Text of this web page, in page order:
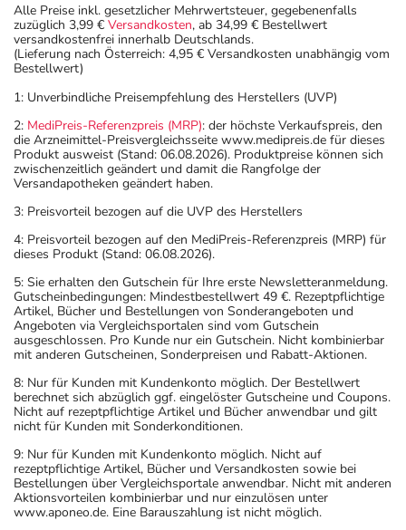
Alle Preise inkl. gesetzlicher Mehrwertsteuer, gegebenenfalls
zuzüglich 3,99 € Versandkosten, ab 34,99 € Bestellwert
versandkostenfrei innerhalb Deutschlands.
(Lieferung nach Österreich: 4,95 € Versandkosten unabhängig vom
Bestellwert)
1: Unverbindliche Preisempfehlung des Herstellers (UVP)
2: MediPreis-Referenzpreis (MRP): der höchste Verkaufspreis, den
die Arzneimittel-Preisvergleichsseite www.medipreis.de für dieses
Produkt ausweist (Stand: 06.08.2026). Produktpreise können sich
zwischenzeitlich geändert und damit die Rangfolge der
Versandapotheken geändert haben.
3: Preisvorteil bezogen auf die UVP des Herstellers
4: Preisvorteil bezogen auf den MediPreis-Referenzpreis (MRP) für
dieses Produkt (Stand: 06.08.2026).
5: Sie erhalten den Gutschein für Ihre erste Newsletteranmeldung.
Gutscheinbedingungen: Mindestbestellwert 49 €. Rezeptpflichtige
Artikel, Bücher und Bestellungen von Sonderangeboten und
Angeboten via Vergleichsportalen sind vom Gutschein
ausgeschlossen. Pro Kunde nur ein Gutschein. Nicht kombinierbar
mit anderen Gutscheinen, Sonderpreisen und Rabatt-Aktionen.
8: Nur für Kunden mit Kundenkonto möglich. Der Bestellwert
berechnet sich abzüglich ggf. eingelöster Gutscheine und Coupons.
Nicht auf rezeptpflichtige Artikel und Bücher anwendbar und gilt
nicht für Kunden mit Sonderkonditionen.
9: Nur für Kunden mit Kundenkonto möglich. Nicht auf
rezeptpflichtige Artikel, Bücher und Versandkosten sowie bei
Bestellungen über Vergleichsportale anwendbar. Nicht mit anderen
Aktionsvorteilen kombinierbar und nur einzulösen unter
www.aponeo.de. Eine Barauszahlung ist nicht möglich.